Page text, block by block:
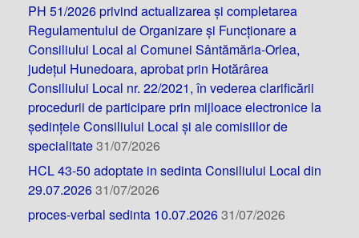
PH 51/2026 privind actualizarea și completarea
Regulamentului de Organizare și Funcționare a
Consiliului Local al Comunei Sântămăria-Orlea,
județul Hunedoara, aprobat prin Hotărârea
Consiliului Local nr. 22/2021, în vederea clarificării
procedurii de participare prin mijloace electronice la
ședințele Consiliului Local și ale comisiilor de
specialitate31/07/2026
HCL 43-50 adoptate in sedinta Consiliului Local din
29.07.202631/07/2026
proces-verbal sedinta 10.07.202631/07/2026